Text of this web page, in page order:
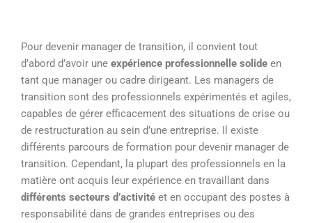
Pour devenir manager de transition, il convient tout
d’abord d’avoir une expérience professionnelle solide en
tant que manager ou cadre dirigeant. Les managers de
transition sont des professionnels expérimentés et agiles,
capables de gérer efficacement des situations de crise ou
de restructuration au sein d’une entreprise. Il existe
différents parcours de formation pour devenir manager de
transition. Cependant, la plupart des professionnels en la
matière ont acquis leur expérience en travaillant dans
différents secteurs d’activité et en occupant des postes à
responsabilité dans de grandes entreprises ou des